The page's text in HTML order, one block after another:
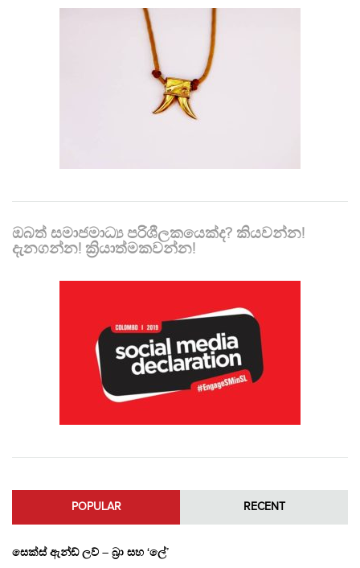
ඔබත් සමාජමාධ්‍ය පරිශීලකයෙක්ද? කියවන්න!
දැනගන්න! ක්‍රියාත්මකවන්න!
POPULAR RECENT
සෙක්ස් ඇන්ඩ් ලව් – බ්‍රා සහ ‘ලේ’